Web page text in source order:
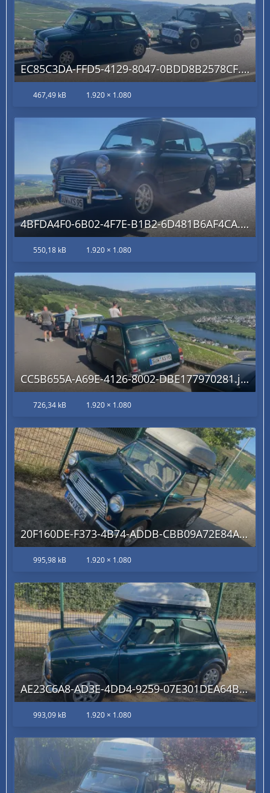
EC85C3DA-FFD5-4129-8047-0BDD8B2578CF.jpg
467,49 kB 1.920 × 1.080
4BFDA4F0-6B02-4F7E-B1B2-6D481B6AF4CA.jpg
550,18 kB 1.920 × 1.080
CC5B655A-A69E-4126-8002-DBE177970281.jpg
726,34 kB 1.920 × 1.080
20F160DE-F373-4B74-ADDB-CBB09A72E84A.jpg
995,98 kB 1.920 × 1.080
AE23C6A8-AD3E-4DD4-9259-07E301DEA64B.jpg
993,09 kB 1.920 × 1.080